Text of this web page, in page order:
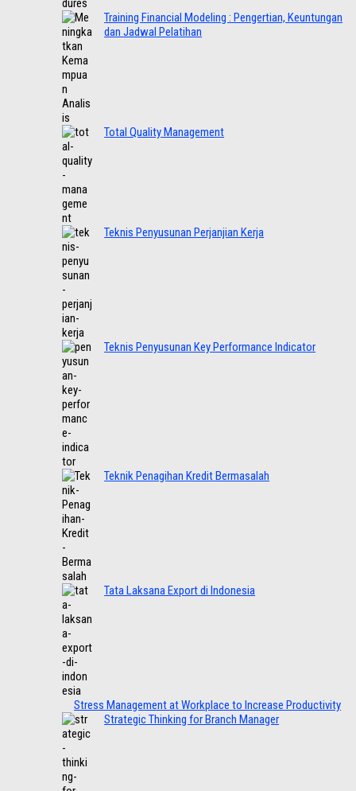
Training Financial Modeling : Pengertian, Keuntungan
dan Jadwal Pelatihan
Total Quality Management
Teknis Penyusunan Perjanjian Kerja
Teknis Penyusunan Key Performance Indicator
Teknik Penagihan Kredit Bermasalah
Tata Laksana Export di Indonesia
Stress Management at Workplace to Increase Productivity
Strategic Thinking for Branch Manager